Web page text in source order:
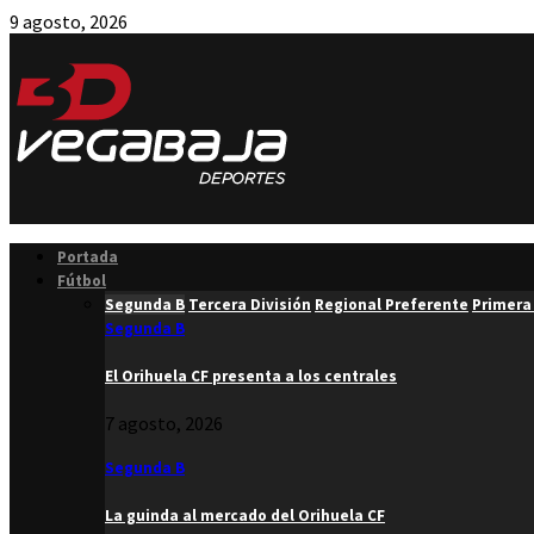
9 agosto, 2026
Portada
Fútbol
Segunda B Tercera División Regional Preferente
Segunda B
El Orihuela CF presenta a los centrales
7 agosto, 2026
Segunda B
La guinda al mercado del Orihuela CF